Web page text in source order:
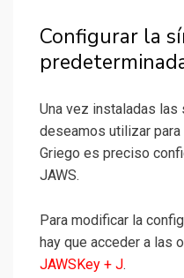
Configurar la
Una vez instaladas
deseamos utilizar
Griego es preciso
JAWS.
Para modificar la
hay que acceder a las
JAWSKey + J.